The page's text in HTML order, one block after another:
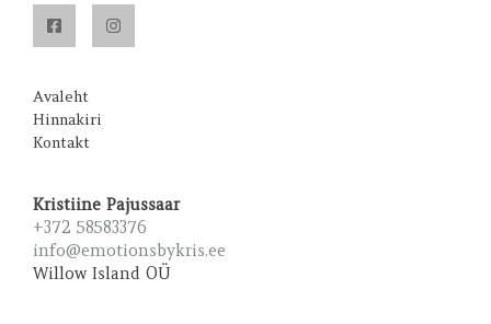
Avaleht
Hinnakiri
Kontakt
Kristiine Pajussaar
+372 58583376
info@emotionsbykris.ee
Willow Island OÜ